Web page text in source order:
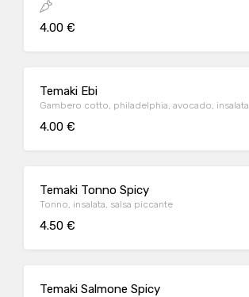
4.00 €
Temaki Ebi
Gambero cotto, philadelphia, avocado, insalata
4.00 €
Temaki Tonno Spicy
Tonno, insalata, salsa piccante
4.50 €
Temaki Salmone Spicy